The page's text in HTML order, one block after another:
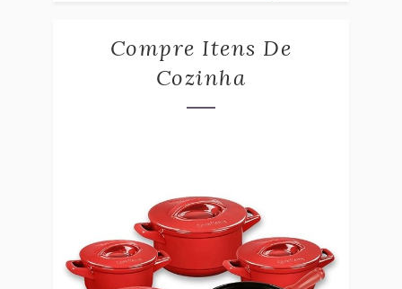
Compre Itens De
Cozinha